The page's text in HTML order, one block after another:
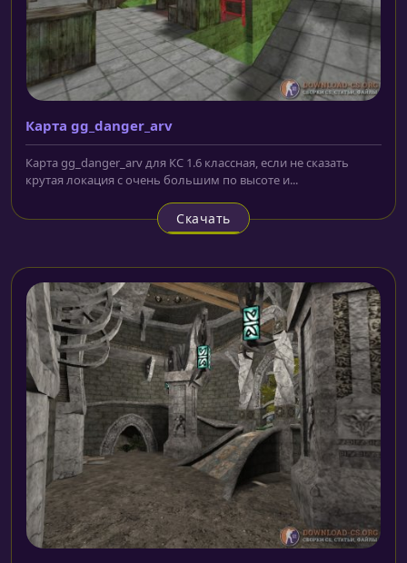
Карта gg_danger_arv
Карта gg_danger_arv для КС 1.6 классная, если не сказать
крутая локация с очень большим по высоте и...
Скачать